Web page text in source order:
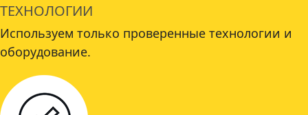
ТЕХНОЛОГИИ
Используем только проверенные технологии и
оборудование.